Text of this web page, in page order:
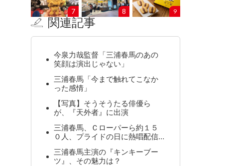
7 8 9
関連記事
今泉力哉監督「三浦春馬のあの
笑顔は演出じゃない」
三浦春馬「今まで触れてこなか
った感情」
【写真】そうそうたる俳優ら
が、『天外者』に出演
三浦春馬、Ｃローパーら約１５
０人、プライドの日に熱唱配信…
三浦春馬主演の『キンキーブー
ツ』、その魅力は？